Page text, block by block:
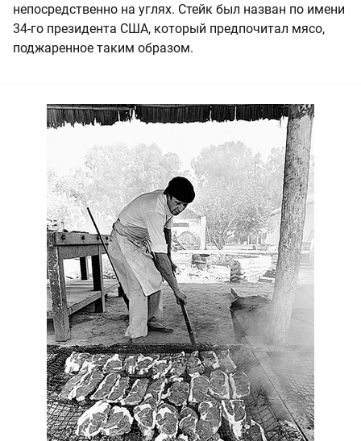
непосредственно на углях. Стейк был назван по имени
34-го президента США, который предпочитал мясо,
поджаренное таким образом.